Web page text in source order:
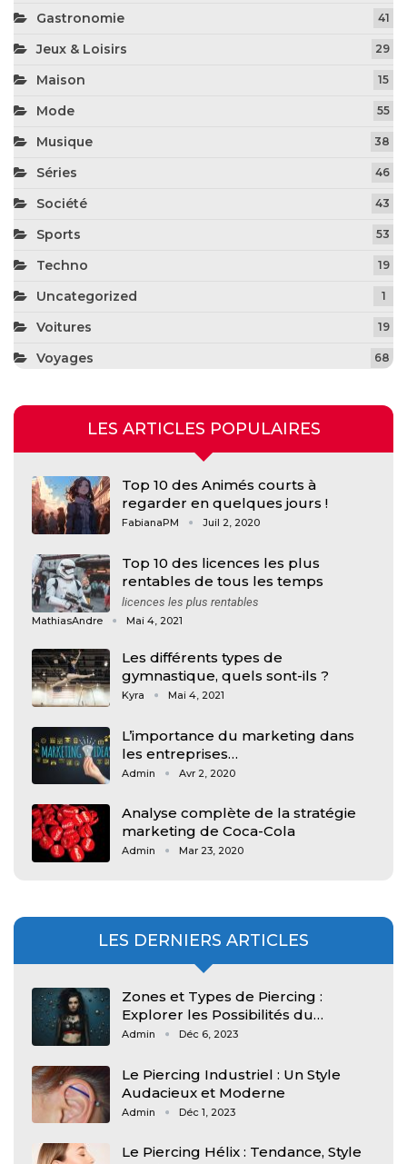
Gastronomie 41
Jeux & Loisirs 29
Maison 15
Mode 55
Musique 38
Séries 46
Société 43
Sports 53
Techno 19
Uncategorized 1
Voitures 19
Voyages 68
LES ARTICLES POPULAIRES
Top 10 des Animés courts à
regarder en quelques jours !
FabianaPM Juil 2, 2020
Top 10 des licences les plus
rentables de tous les temps
licences les plus rentables
MathiasAndre Mai 4, 2021
Les différents types de
gymnastique, quels sont-ils ?
Kyra Mai 4, 2021
L’importance du marketing dans
les entreprises…
Admin Avr 2, 2020
Analyse complète de la stratégie
marketing de Coca-Cola
Admin Mar 23, 2020
LES DERNIERS ARTICLES
Zones et Types de Piercing :
Explorer les Possibilités du…
Admin Déc 6, 2023
Le Piercing Industriel : Un Style
Audacieux et Moderne
Admin Déc 1, 2023
Le Piercing Hélix : Tendance, Style